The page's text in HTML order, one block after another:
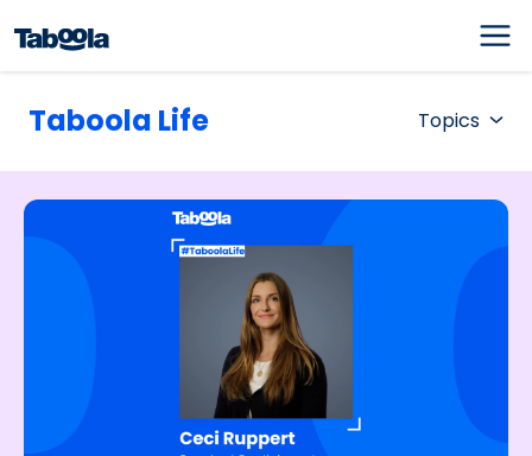
Taboola Life Topics